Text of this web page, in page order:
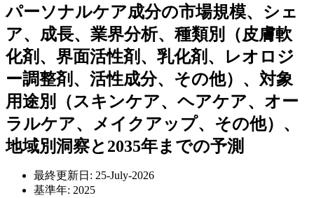
パーソナルケア成分の市場規模、シェ
ア、成長、業界分析、種類別（皮膚軟
化剤、界面活性剤、乳化剤、レオロジ
ー調整剤、活性成分、その他）、対象
用途別（スキンケア、ヘアケア、オー
ラルケア、メイクアップ、その他）、
地域別洞察と2035年までの予測
最終更新日: 25-July-2026
基準年: 2025